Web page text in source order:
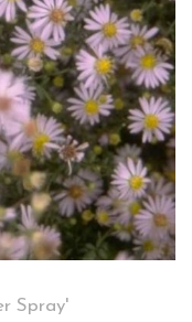
Spray'